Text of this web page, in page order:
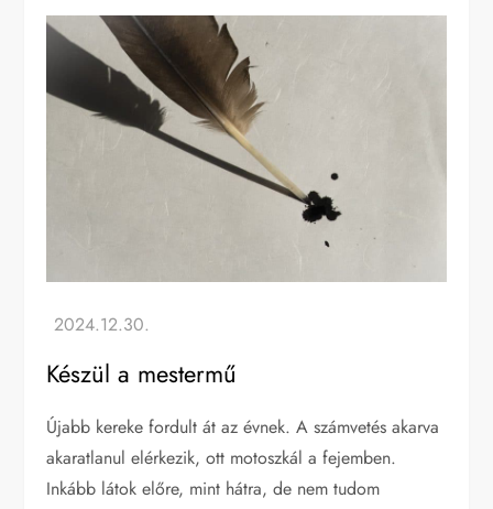
Készül a mestermű
Újabb kereke fordult át az évnek. A számvetés akarva
akaratlanul elérkezik, ott motoszkál a fejemben.
Inkább látok előre, mint hátra, de nem tudom